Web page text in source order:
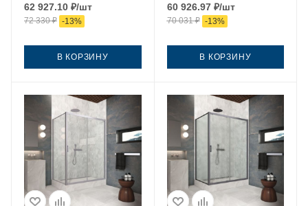
хром без поддона
62 927.10 ₽/шт
72 330₽ -13%
В КОРЗИНУ
поддона
60 926.97₽/шт
70 031₽ -13%
В КОРЗИНУ